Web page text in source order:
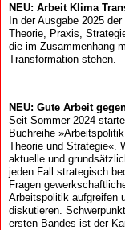
NEU: Arbeit Klima
In der Ausgabe 2025
Theorie, Praxis,
die im Zusammenhang
Transformation stehen.
NEU: Gute Arbeit
Seit Sommer 2024
Buchreihe
Theorie und Strategie«.
aktuelle und
jeden Fall strategisch
Fragen
Arbeitspolitik aufgreifen
diskutieren.
ersten Bandes ist der